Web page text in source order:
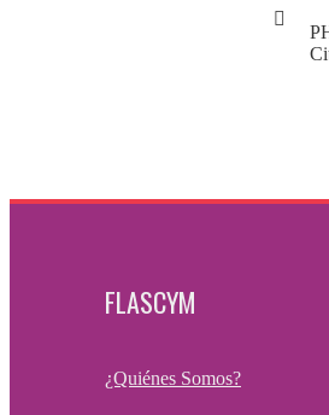
FLASCYM
¿Quiénes Somos?